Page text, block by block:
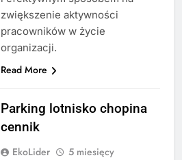
zwiększenie aktywności
pracowników w życie
organizacji.
Read More
Parking lotnisko chopina
cennik
EkoLider
5 miesięcy